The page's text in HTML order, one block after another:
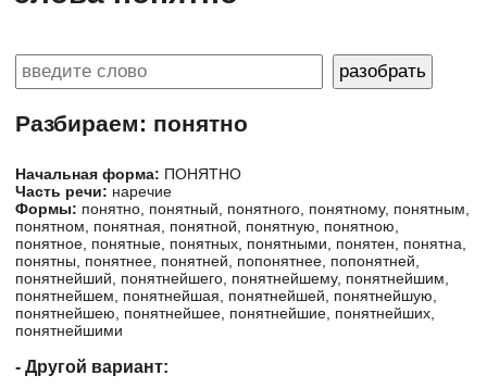
Разбираем: понятно
Начальная форма: ПОНЯТНО
Часть речи: наречие
Формы: понятно, понятный, понятного, понятному, понятным,
понятном, понятная, понятной, понятную, понятною,
понятное, понятные, понятных, понятными, понятен, понятна,
понятны, понятнее, понятней, попонятнее, попонятней,
понятнейший, понятнейшего, понятнейшему, понятнейшим,
понятнейшем, понятнейшая, понятнейшей, понятнейшую,
понятнейшею, понятнейшее, понятнейшие, понятнейших,
понятнейшими
- Другой вариант: